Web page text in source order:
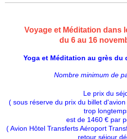
Voyage et Méditation dans
du 6 au 16
Yoga et Méditation au grès du
Nombre minimum de
Le prix du
( sous réserve du prix du billet
trop
est de 1460 € par
( Avion Hôtel Transferts Aéroport
retour séjour